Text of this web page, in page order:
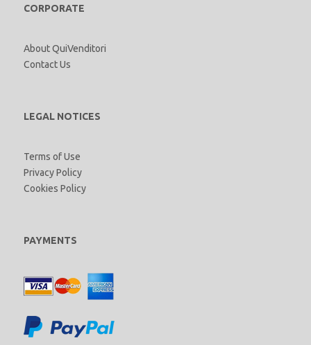
CORPORATE
About QuiVenditori
Contact Us
LEGAL NOTICES
Terms of Use
Privacy Policy
Cookies Policy
PAYMENTS